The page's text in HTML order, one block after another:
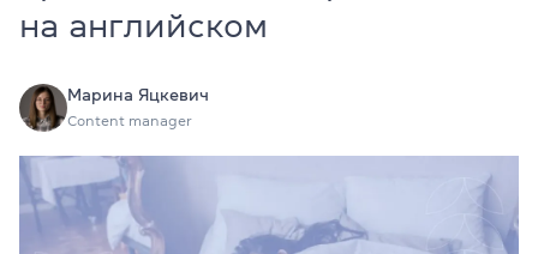
на английском
Марина Яцкевич
Content manager